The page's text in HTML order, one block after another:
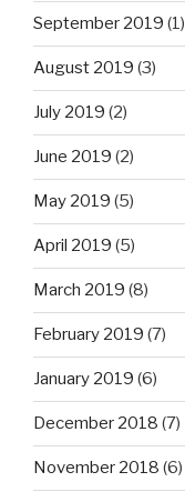
September 2019 (1)
August 2019 (3)
July 2019 (2)
June 2019 (2)
May 2019 (5)
April 2019 (5)
March 2019 (8)
February 2019 (7)
January 2019 (6)
December 2018 (7)
November 2018 (6)